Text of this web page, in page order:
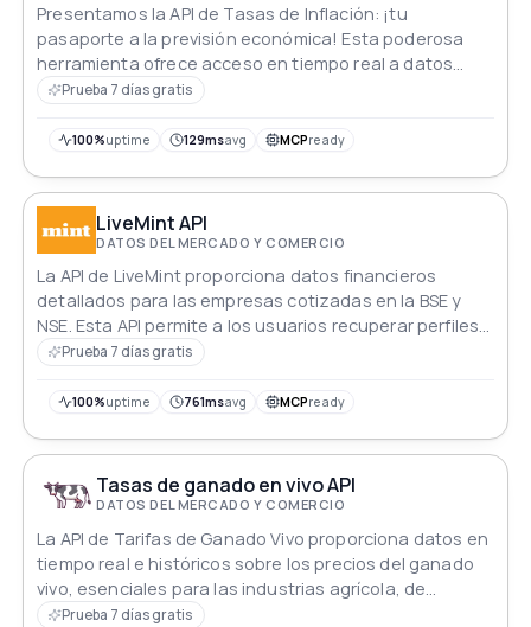
Presentamos la API de Tasas de Inflación: ¡tu
pasaporte a la previsión económica! Esta poderosa
herramienta ofrece acceso en tiempo real a datos
sobre la inflación global, permitiendo a empresas e
precisión. Mantente por delante de las tendencias del
inversiones en un mundo de fluctuaciones
económicas.
Prueba 7 días gratis
100%uptime 129msavg MCPready
LiveMint API
DATOS DEL MERCADO Y COMERCIO
La API de LiveMint proporciona datos financieros
detallados para las empresas cotizadas en la BSE y
NSE. Esta API permite a los usuarios recuperar perfiles
de empresas, precios de acciones, datos técnicos,
analistas, patrones de accionariado, acciones
Prueba 7 días gratis
100%uptime 761msavg MCPready
Tasas de ganado en vivo API
DATOS DEL MERCADO Y COMERCIO
La API de Tarifas de Ganado Vivo proporciona datos en
tiempo real e históricos sobre los precios del ganado
vivo, esenciales para las industrias agrícola, de
procesamiento de carne y de comercio de productos
Prueba 7 días gratis